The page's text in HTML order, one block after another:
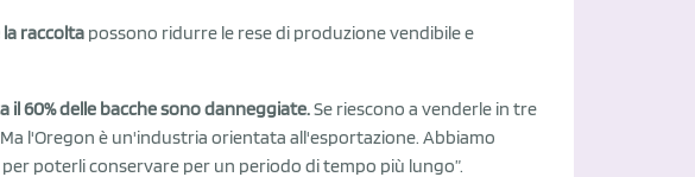
raccolta possono ridurre le rese di produzione vendibile e
il 60% delle bacche sono danneggiate.Se riescono a venderle in tre
l'Oregon è un'industria orientata all'esportazione. Abbiamo
poterli conservare per un periodo di tempo più lungo”.